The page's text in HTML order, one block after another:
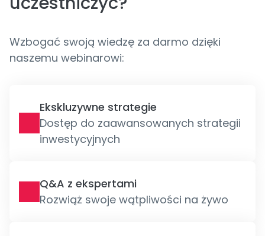
Wzbogać swoją wiedzę za darmo dzięki
naszemu webinarowi:
Ekskluzywne strategie
Dostęp do zaawansowanych strategii
inwestycyjnych
Q&A z ekspertami
Rozwiąż swoje wątpliwości na żywo